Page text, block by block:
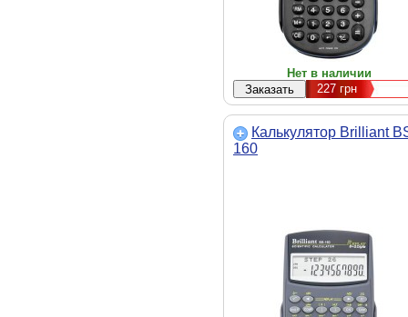
Нет в наличии
227грн
Калькулятор Brilliant
160